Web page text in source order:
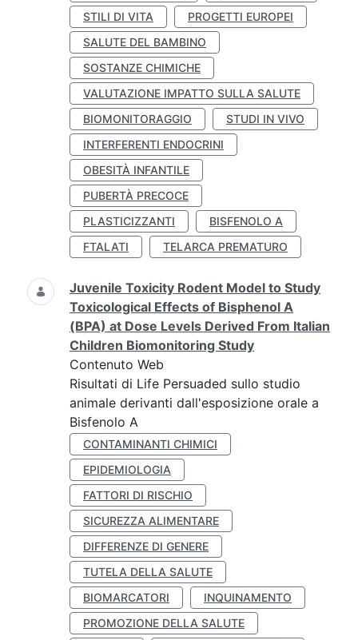
STILI DI VITA
PROGETTI EUROPEI
SALUTE DEL BAMBINO
SOSTANZE CHIMICHE
VALUTAZIONE IMPATTO SULLA SALUTE
BIOMONITORAGGIO
STUDI IN VIVO
INTERFERENTI ENDOCRINI
OBESITÀ INFANTILE
PUBERTÀ PRECOCE
PLASTICIZZANTI
BISFENOLO A
FTALATI
TELARCA PREMATURO
Juvenile Toxicity Rodent Model to Study
Toxicological Effects of Bisphenol A
(BPA) at Dose Levels Derived From Italian
Children Biomonitoring Study
Contenuto Web
Risultati di Life Persuaded sullo studio
animale derivanti dall'esposizione orale a
Bisfenolo A
CONTAMINANTI CHIMICI
EPIDEMIOLOGIA
FATTORI DI RISCHIO
SICUREZZA ALIMENTARE
DIFFERENZE DI GENERE
TUTELA DELLA SALUTE
BIOMARCATORI
INQUINAMENTO
PROMOZIONE DELLA SALUTE